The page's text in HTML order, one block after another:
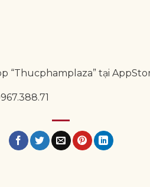
“Thucphamplaza” tại